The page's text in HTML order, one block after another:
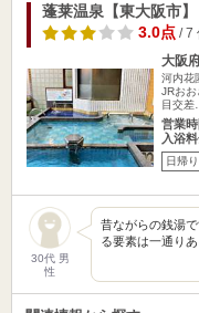
蓬莱温泉【東大阪市】
3.0点/ 7
大阪
河内花
JRお
目交差…
営業
入浴
日帰り
30代 男
性
昔ながらの銭湯
る要素は一通り